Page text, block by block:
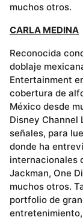
muchos otros.
CARLA MEDINA
Reconocida
doblaje
Entertainment
cobertura de
México desde
Disney
señales, para
donde ha
internacionales
Jackman, One
muchos otros.
portfolio de